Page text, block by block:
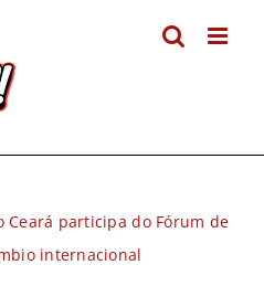
Ceará participa do Fórum de
internacional